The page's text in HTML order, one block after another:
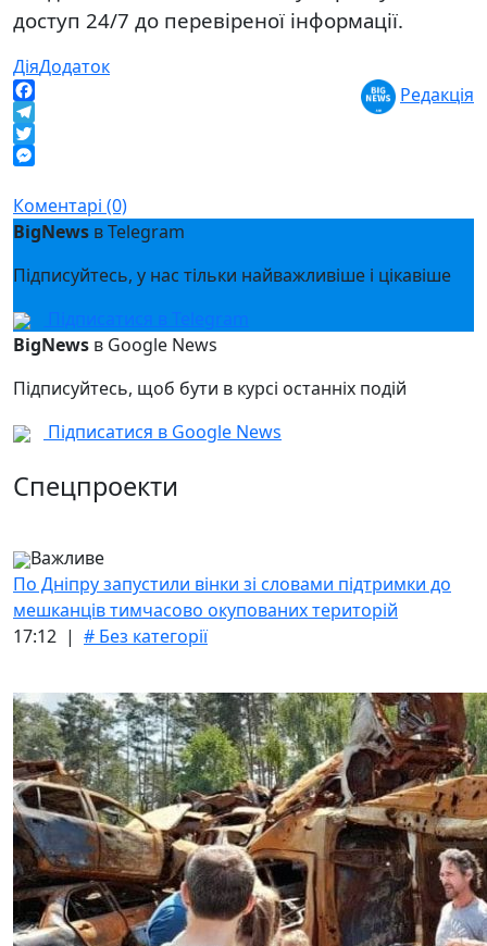
доступ 24/7 до перевіреної інформації.
ДіяДодаток
Facebook
Telegram
Twitter
Редакція
Коментарі (0)
BigNews в Telegram
Підписуйтесь, у нас тільки найважливіше і цікавіше
Підписатися в Telegram
BigNews в Google News
Підписуйтесь, щоб бути в курсі останніх подій
Підписатися в Google News
Спецпроекти
Важливе
По Дніпру запустили вінки зі словами підтримки до
мешканців тимчасово окупованих територій
17:12 | # Без категорії